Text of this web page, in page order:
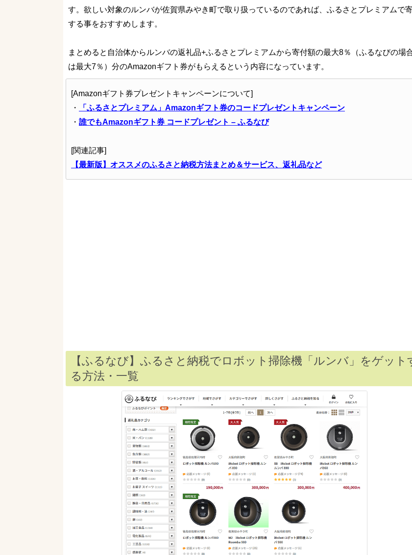
す。欲しい対象のルンバが佐賀県みやき町で取り扱っているのであれば、ふるさとプレミアムで
する事をおすすめします。
まとめると自治体からルンバの返礼品+ふるさとプレミアムから寄付額の最大8％（ふるなびの場
は最大7％）分のAmazonギフト券がもらえるという内容になっています。
[Amazonギフト券プレゼントキャンペーンについて]
・
「ふるさとプレミアム」Amazonギフト券のコードプレゼントキャンペーン
・ 誰でもAmazonギフト券 コードプレゼント – ふるなび
[関連記事]
【最新版】オススメのふるさと納税方法まとめ＆サービス、返礼品など
【ふるなび】ふるさと納税でロボット掃除機「ルンバ」をゲット
る方法・一覧